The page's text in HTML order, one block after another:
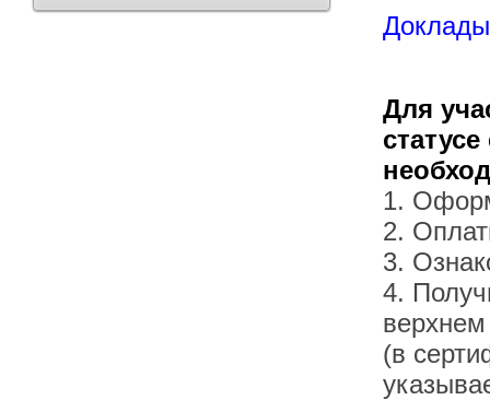
Для
1.
2.
3.
4.
(в